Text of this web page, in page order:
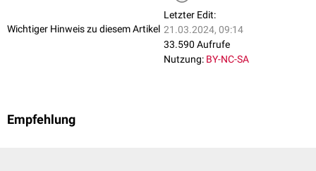
Wichtiger Hinweis zu diesem Artikel
Letzter Edit:
21.03.2024, 09:14
33.590 Aufrufe
Nutzung: BY-NC-SA
Empfehlung